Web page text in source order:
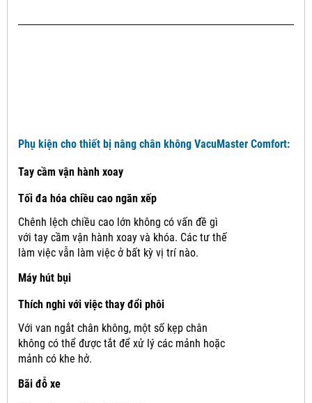
Phụ kiện cho thiết bị nâng chân không VacuMaster Comfort:
Tay cầm vận hành xoay
Tối đa hóa chiều cao ngăn xếp
Chênh lệch chiều cao lớn không có vấn đề gì
với tay cầm vận hành xoay và khóa. Các tư thế
làm việc vẫn làm việc ở bất kỳ vị trí nào.
Máy hút bụi
Thích nghi với việc thay đổi phôi
Với van ngắt chân không, một số kẹp chân
không có thể được tắt để xử lý các mảnh hoặc
mảnh có khe hở.
Bãi đỗ xe